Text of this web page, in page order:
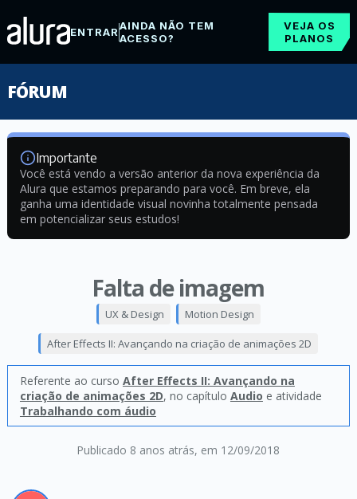
ENTRARAINDA NÃO TEM
ACESSO?
VEJA OS
PLANOS
FÓRUM
Importante
Você está vendo a versão anterior da nova experiência da
Alura que estamos preparando para você. Em breve, ela
ganha uma identidade visual novinha totalmente pensada
em potencializar seus estudos!
Falta de imagem
Publicado 8 anos atrás, em 12/09/2018
UX & Design Motion Design
After Effects II: Avançando na criação de animações 2D
Referente ao curso After Effects II: Avançando na
criação de animações 2D, no capítulo Audio e atividade
Trabalhando com áudio